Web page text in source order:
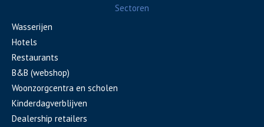
Sectoren
Wasserijen
Hotels
Restaurants
B&B (webshop)
Woonzorgcentra en scholen
Kinderdagverblijven
Dealership retailers